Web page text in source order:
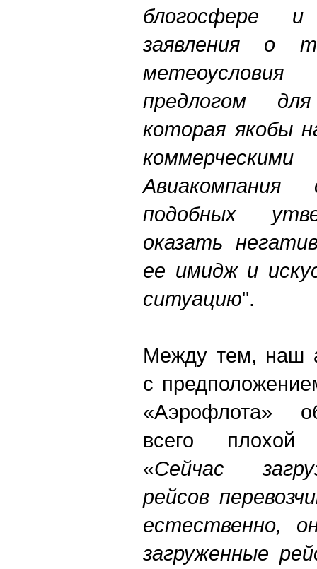
блогосфере
заявления о
предлогом
которая якобы
подобных
оказать
ее имидж и
ситуацию".
Между тем, наш
с
«Аэрофлота»
всего плохой
«Сейчас
рейсов
естественно,
загруженные